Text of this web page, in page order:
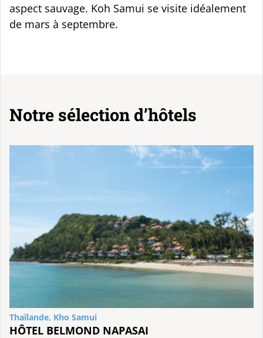
aspect sauvage. Koh Samui se visite idéalement
de mars à septembre.
Notre sélection d’hôtels
Thaïlande, Kho Samui
HÔTEL BELMOND NAPASAI